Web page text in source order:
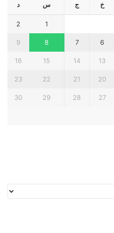
خ ج س د
1
2
6
7
8
9
13
14
15
16
20
21
22
23
27
28
29
30